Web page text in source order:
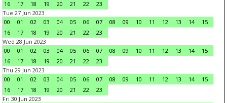
16
17 18 19 20 21 22
23
Tue 27 Jun 2023
00
01 02 03 04 05 06 07 08 09 10 11 12 13 14
15
16
17 18 19 20 21 22
23
Wed 28 Jun 2023
00
01 02 03 04 05 06 07 08 09 10 11 12 13 14
15
16
17 18 19 20 21 22
23
Thu 29 Jun 2023
00
01 02 03 04 05 06 07 08 09 10 11 12 13 14
15
16
17 18 19 20 21 22
23
Fri 30 Jun 2023